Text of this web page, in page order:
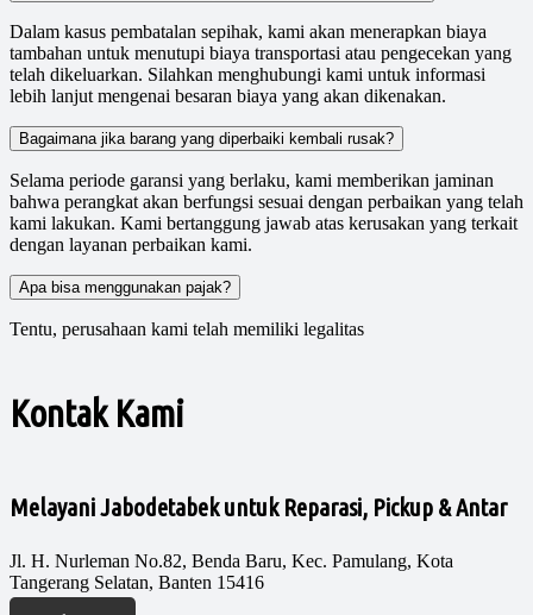
Dalam kasus pembatalan sepihak, kami akan menerapkan biaya
tambahan untuk menutupi biaya transportasi atau pengecekan yang
telah dikeluarkan. Silahkan menghubungi kami untuk informasi
lebih lanjut mengenai besaran biaya yang akan dikenakan.
Bagaimana jika barang yang diperbaiki kembali rusak?
Selama periode garansi yang berlaku, kami memberikan jaminan
bahwa perangkat akan berfungsi sesuai dengan perbaikan yang telah
kami lakukan. Kami bertanggung jawab atas kerusakan yang terkait
dengan layanan perbaikan kami.
Apa bisa menggunakan pajak?
Tentu, perusahaan kami telah memiliki legalitas
Kontak Kami
Melayani Jabodetabek untuk Reparasi, Pickup & Antar
Jl. H. Nurleman No.82, Benda Baru, Kec. Pamulang, Kota
Tangerang Selatan, Banten 15416